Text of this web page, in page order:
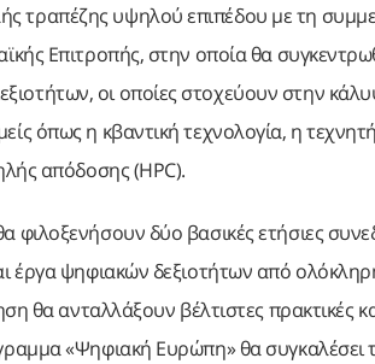
τραπέζης υψηλού επιπέδου με τη
Επιτροπής, στην οποία θα
οι οποίες στοχεύουν στην
όπως η κβαντική τεχνολογία, η τεχνητή
απόδοσης (HPC).
δύο βασικές ετήσιες
έργα ψηφιακών δεξιοτήτων από
θα ανταλλάξουν βέλτιστες πρακτικές
«Ψηφιακή Ευρώπη» θα συγκαλέσει